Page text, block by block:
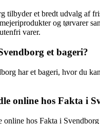
tilbyder et bredt udvalg af
og tørvarer
varer.
et bageri?
har et bageri, hvor du
online hos Fakta i
online hos Fakta i